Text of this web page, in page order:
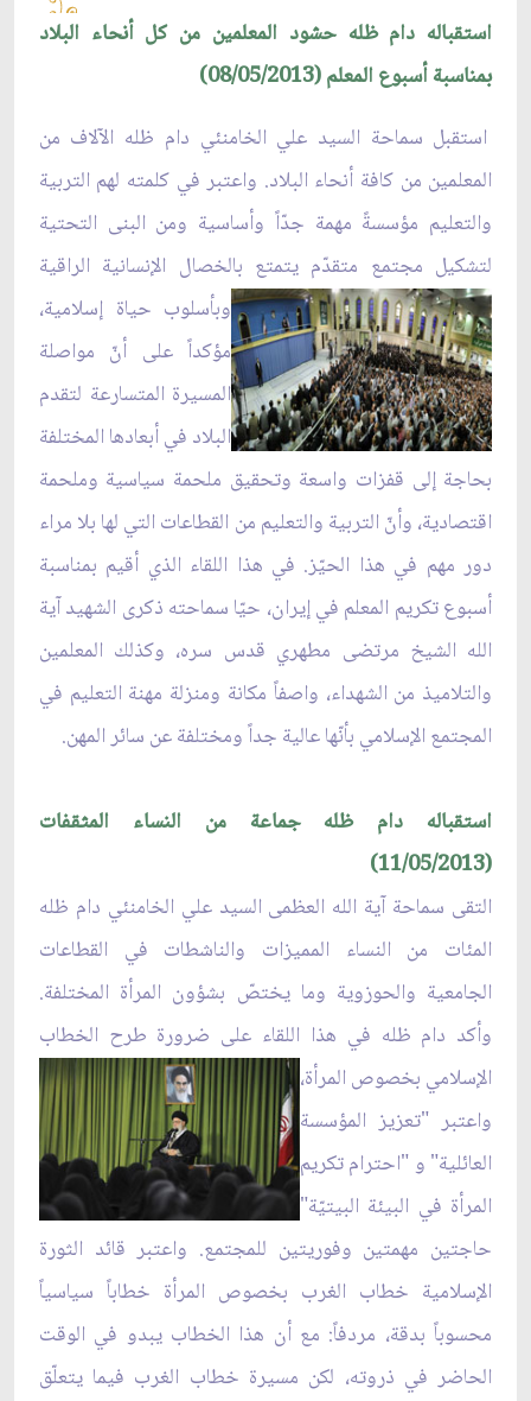
استقباله دام ظله حشود المعلمين من كل أنحاء البلاد
بمناسبة أسبوع المعلم (08/05/2013)
استقبل سماحة السيد علي الخامنئي دام ظله الآلاف من
المعلمين من كافة أنحاء البلاد. واعتبر في كلمته لهم التربية
والتعليم مؤسسةً مهمة جدّاً وأساسية ومن البنى التحتية
لتشكيل مجتمع متقدّم يتمتع بالخصال الإنسانية الراقية
وبأسلوب حياة إسلامية،
مؤكداً على أنّ مواصلة
المسيرة المتسارعة لتقدم
البلاد في أبعادها المختلفة
بحاجة إلى قفزات واسعة وتحقيق ملحمة سياسية وملحمة
اقتصادية، وأنّ التربية والتعليم من القطاعات التي لها بلا مراء
دور مهم في هذا الحيّز. في هذا اللقاء الذي أقيم بمناسبة
أسبوع تكريم المعلم في إيران، حيّا سماحته ذكرى الشهيد آية
الله الشيخ مرتضى مطهري قدس سره، وكذلك المعلمين
والتلاميذ من الشهداء، واصفاً مكانة ومنزلة مهنة التعليم في
المجتمع الإسلامي بأنّها عالية جداً ومختلفة عن سائر المهن.
استقباله دام ظله جماعة من النساء المثقفات
(11/05/2013)
التقى سماحة آية الله العظمى السيد علي الخامنئي دام ظله
المئات من النساء المميزات والناشطات في القطاعات
الجامعية والحوزوية وما يختصّ بشؤون المرأة المختلفة.
وأكد دام ظله في هذا اللقاء على ضرورة طرح الخطاب
الإسلامي بخصوص المرأة،
واعتبر "تعزيز المؤسسة
العائلية" و "احترام تكريم
المرأة في البيئة البيتيّة"
حاجتين مهمتين وفوريتين للمجتمع. واعتبر قائد الثورة
الإسلامية خطاب الغرب بخصوص المرأة خطاباً سياسياً
محسوباً بدقة، مردفاً: مع أن هذا الخطاب يبدو في الوقت
الحاضر في ذروته، لكن مسيرة خطاب الغرب فيما يتعلّق